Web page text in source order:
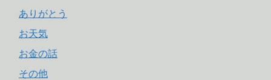
ありがとう
お天気
お金の話
その他